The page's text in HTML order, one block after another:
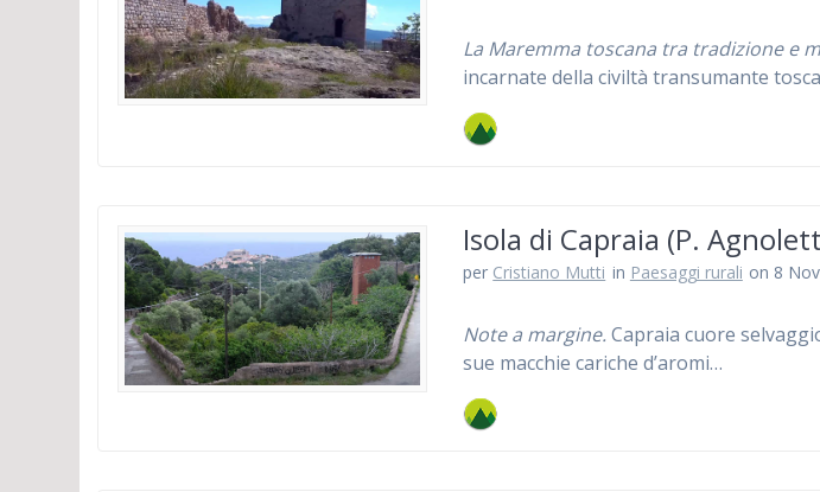
La Maremma toscana tra tradizione e
incarnate della civiltà transumante
Isola di Capraia (P.
per Cristiano Mutti in Paesaggi rurali on 8
Note a margine. Capraia cuore
sue macchie cariche d’aromi…